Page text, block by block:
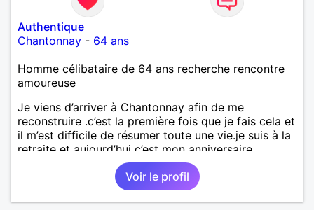
Authentique
Chantonnay - 64 ans
Homme célibataire de 64 ans recherche rencontre
amoureuse
Je viens d’arriver à Chantonnay afin de me
reconstruire .c’est la première fois que je fais cela et
il m’est difficile de résumer toute une vie.je suis à la
retraite et aujourd’hui c’est mon anniversaire
!J’aimerais rencontrer quelqu’un qui partage les
mêmes valeurs qui font de quelqu’un un être humain
Voir le profil